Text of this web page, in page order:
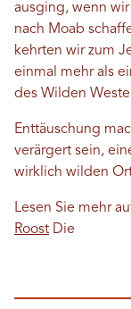
ausging, wenn
nach Moab
kehrten wir zum
einmal mehr als
des Wilden
Enttäuschung
verärgert sein,
wirklich wilden
Lesen Sie mehr
Roost Die